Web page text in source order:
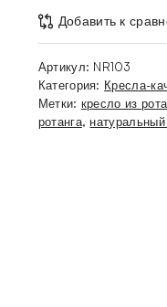
Добавить к
Артикул: NR103
Категория: Кресла-
Метки: кресло из
ротанга, натуральный